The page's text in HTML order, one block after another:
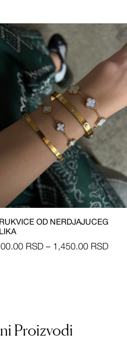
OD NERDJAJUCEG
RSD – 1,450.00 RSD
Proizvodi